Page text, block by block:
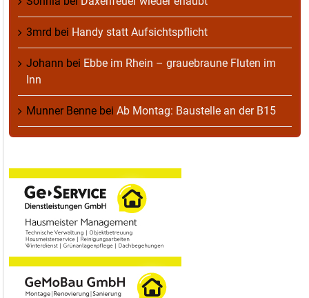
3mrd bei Handy statt Aufsichtspflicht
Johann bei Ebbe im Rhein – grauebraune Fluten im
Inn
Munner Benne bei Ab Montag: Baustelle an der B15